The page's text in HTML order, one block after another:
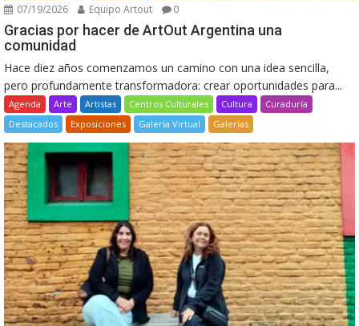
07/19/2026 Equipo Artout 0
Gracias por hacer de ArtOut Argentina una
comunidad
Hace diez años comenzamos un camino con una idea sencilla,
pero profundamente transformadora: crear oportunidades para...
Agenda Arte Artistas Centros Culturales Cultura
Curaduría
Destacados
Exposiciones Galería Virtual Galerías